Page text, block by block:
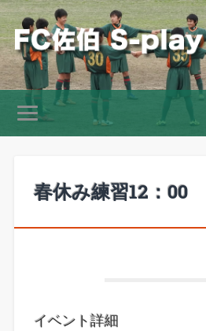
春休み練習12：00
イベント詳細